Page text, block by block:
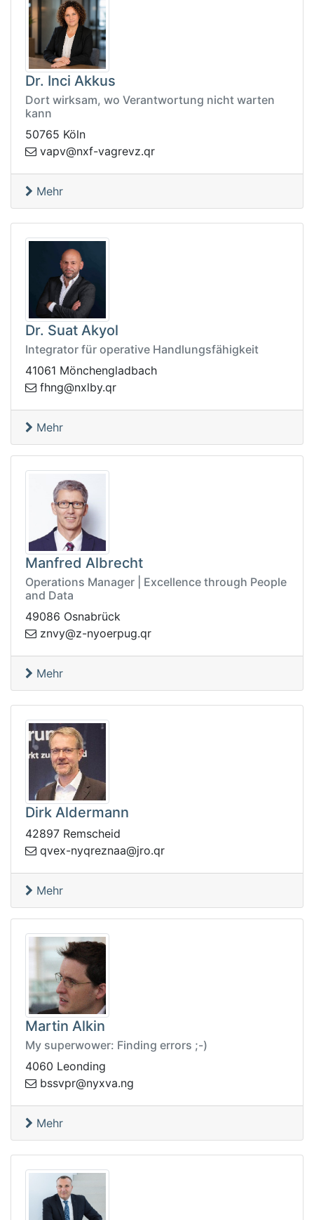
Dr. Inci Akkus
Dort wirksam, wo Verantwortung nicht warten
kann
50765 Köln
rq.zv
ergav-fxn@vpav
Mehr
Dr. Suat Akyol
Integrator für operative Handlungsfähigkeit
41061 Mönchengladbach
rq.yblx
n@gnhf
Mehr
Manfred Albrecht
Operations Manager | Excellence through People
and Data
49086 Osnabrück
rq.g
upreoyn-z@yvnz
Mehr
Dirk Aldermann
42897 Remscheid
rq
.orj@aanzerqyn-xevq
Mehr
Martin Alkin
My superwower: Finding errors ;-)
4060 Leonding
g
n.avxyn@rpvssb
Mehr